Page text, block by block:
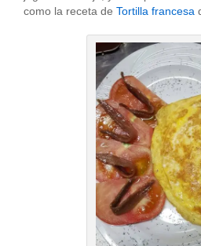
como la receta de Tortilla francesa